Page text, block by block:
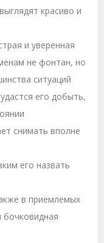
красиво и
и уверенная
не фонтан, но
ситуаций
его добыть,
снимать вполне
его назвать
в приемлемых
бочковидная